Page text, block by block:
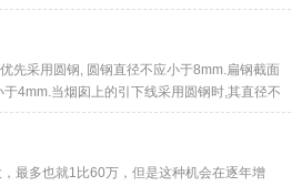
作任何接地处理的太阳能热水器淋浴；（7）不
米高以上的楼房；（8）关闭家用电器电源
证；（10）
先采用圆钢, 圆钢直径不应小于8mm.扁钢截面
4mm.当烟囱上的引下线采用圆钢时,其直径不
应小于100mm^2,厚度不应小于4mm. 2）水平
有外部防雷保护和内部防雷保护及浪涌保护。
最多也就1比60万，但是这种机会在逐年增